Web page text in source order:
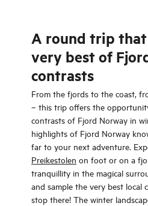
A round trip
very best of
contrasts
From the fjords to the coast,
– this trip offers the
contrasts of Fjord Norway in
highlights of Fjord Norway
far to your next adventure.
Preikestolen on foot or on a
tranquillity in the magical
and sample the very best local
stop there! The winter